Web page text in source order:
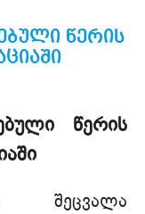
წერის
წერის
შეცვალა